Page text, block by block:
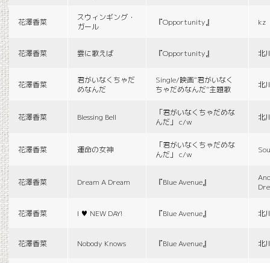
花澤香菜
スウィンギング・
ガール
『Opportunity』 kz
花澤香菜 雲に歌えば 『Opportunity』 北
花澤香菜
君がいなくちゃだ
めなんだ
Single/映画“君がいなく
ちゃだめなんだ”主題歌
北
花澤香菜 Blessing Bell
「君がいなくちゃだめな
んだ」 c/w
北
花澤香菜 運命の女神
「君がいなくちゃだめな
んだ」 c/w
花澤香菜 Dream A Dream 『Blue Avenue』
花澤香菜 I ♥ NEW DAY! 『Blue Avenue』 北
花澤香菜 Nobody Knows 『Blue Avenue』 北